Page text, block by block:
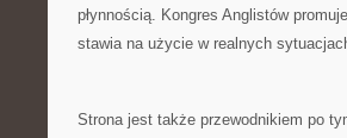
płynnością. Kongres Anglistów
stawia na użycie w realnych
Strona jest także przewodnikiem po